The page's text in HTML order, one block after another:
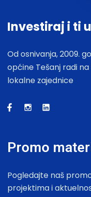
Investiraj i ti
Od osnivanja, 2009.
općine Tešanj radi
lokalne zajednice
Promo
Pogledajte naš
projektima i